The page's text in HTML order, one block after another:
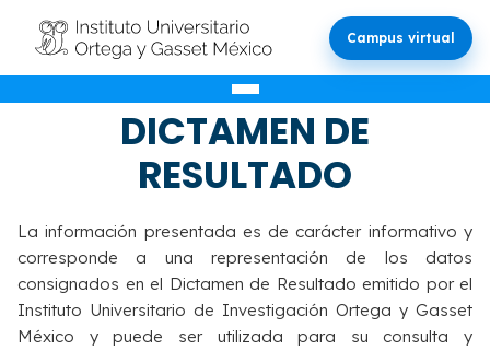
Campus virtual
VALIDACIÓN DEL
DICTAMEN DE
RESULTADO
La información presentada es de carácter informativo y
corresponde a una representación de los datos
consignados en el Dictamen de Resultado emitido por el
Instituto Universitario de Investigación Ortega y Gasset
México y puede ser utilizada para su consulta y